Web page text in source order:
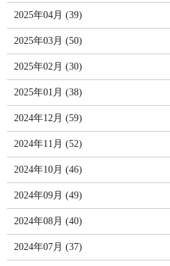
2025年04月 (39)
2025年03月 (50)
2025年02月 (30)
2025年01月 (38)
2024年12月 (59)
2024年11月 (52)
2024年10月 (46)
2024年09月 (49)
2024年08月 (40)
2024年07月 (37)